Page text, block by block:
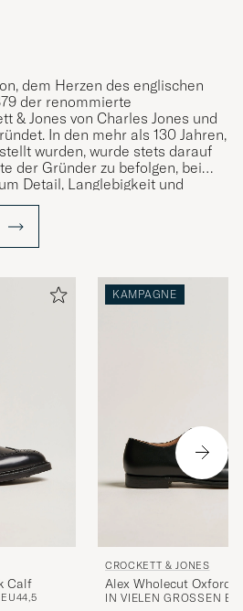
dem Herzen des englischen
der renommierte
& Jones von Charles Jones und
In den mehr als 130 Jahren,
wurden, wurde stets darauf
der Gründer zu befolgen, bei
Detail, Langlebigkeit und
Calf
KAMPAGNE
CROCKETT & JONES
Alex Wholecut Oxford
IN VIELEN GRÖSSEN